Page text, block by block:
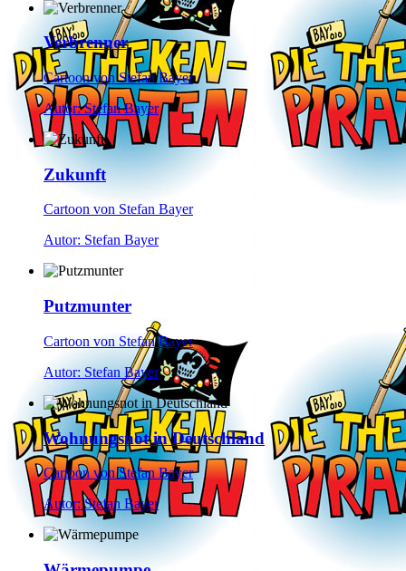
Verbrenner
Cartoon von Stefan Bayer
Autor: Stefan Bayer
Zukunft
Cartoon von Stefan Bayer
Autor: Stefan Bayer
Putzmunter
Cartoon von Stefan Bayer
Autor: Stefan Bayer
Wohnungsnot in Deutschland
Cartoon von Stefan Bayer
Autor: Stefan Bayer